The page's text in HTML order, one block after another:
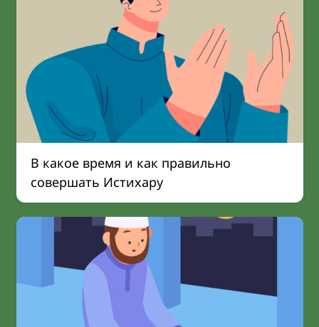
В какое время и как правильно
совершать Истихару